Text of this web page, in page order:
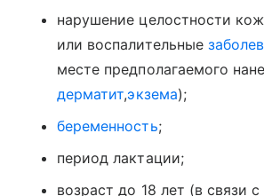
нарушение целостности
или воспалительные
месте предполагаемого
дерматит,экзема);
беременность;
период лактации;
возраст до 18 лет (в связи